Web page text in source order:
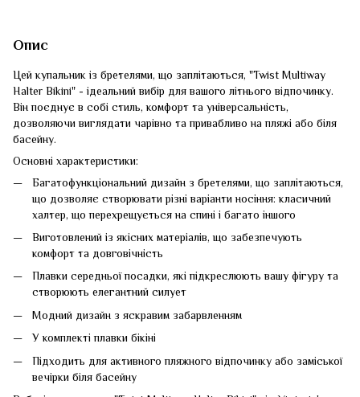
Опис
Цей купальник із бретелями, що заплітаються, "Twist Multiway
Halter Bikini" - ідеальний вибір для вашого літнього відпочинку.
Він поєднує в собі стиль, комфорт та універсальність,
дозволяючи виглядати чарівно та привабливо на пляжі або біля
басейну.
Основні характеристики:
Багатофункціональний дизайн з бретелями, що заплітаються,
що дозволяє створювати різні варіанти носіння: класичний
халтер, що перехрещується на спині і багато іншого
Виготовлений із якісних матеріалів, що забезпечують
комфорт та довговічність
Плавки середньої посадки, які підкреслюють вашу фігуру та
створюють елегантний силует
Модний дизайн з яскравим забарвленням
У комплекті плавки бікіні
Підходить для активного пляжного відпочинку або заміської
вечірки біля басейну